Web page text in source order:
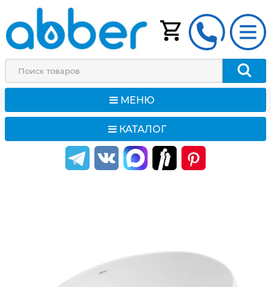
МЕНЮ
КАТАЛОГ